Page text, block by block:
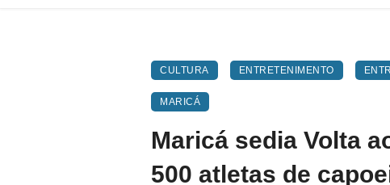
CULTURA ENTRETENIMENTO
MARICÁ
Maricá sedia Volta
500 atletas de